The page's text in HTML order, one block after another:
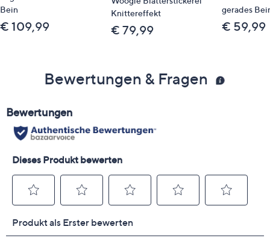
Bein
€ 109,99
Knittereffekt
€ 79,99
gerades
€ 59,99
Bewertungen & Fragen